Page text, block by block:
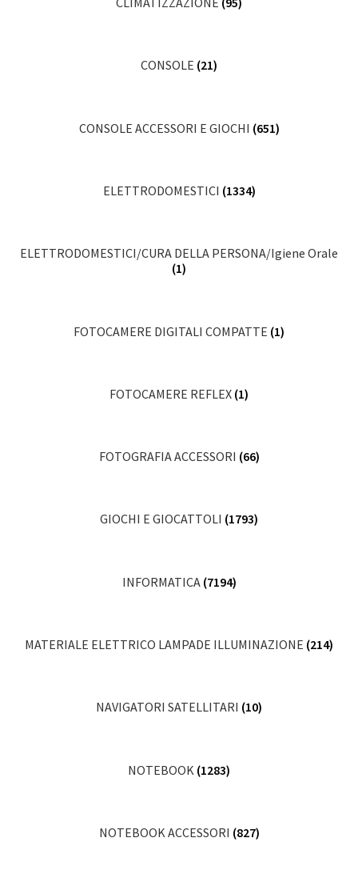
CONSOLE (21)
CONSOLE ACCESSORI E GIOCHI (651)
ELETTRODOMESTICI (1334)
ELETTRODOMESTICI/CURA DELLA PERSONA/Igiene Orale
(1)
FOTOCAMERE DIGITALI COMPATTE (1)
FOTOCAMERE REFLEX (1)
FOTOGRAFIA ACCESSORI (66)
GIOCHI E GIOCATTOLI (1793)
INFORMATICA (7194)
MATERIALE ELETTRICO LAMPADE ILLUMINAZIONE (214)
NAVIGATORI SATELLITARI (10)
NOTEBOOK (1283)
NOTEBOOK ACCESSORI (827)